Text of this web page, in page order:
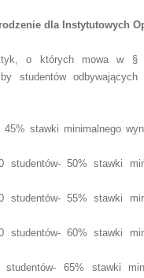
dla Instytutowych
o których mowa w §
studentów
stawki minimalnego
50% stawki
55% stawki
60% stawki
65% stawki